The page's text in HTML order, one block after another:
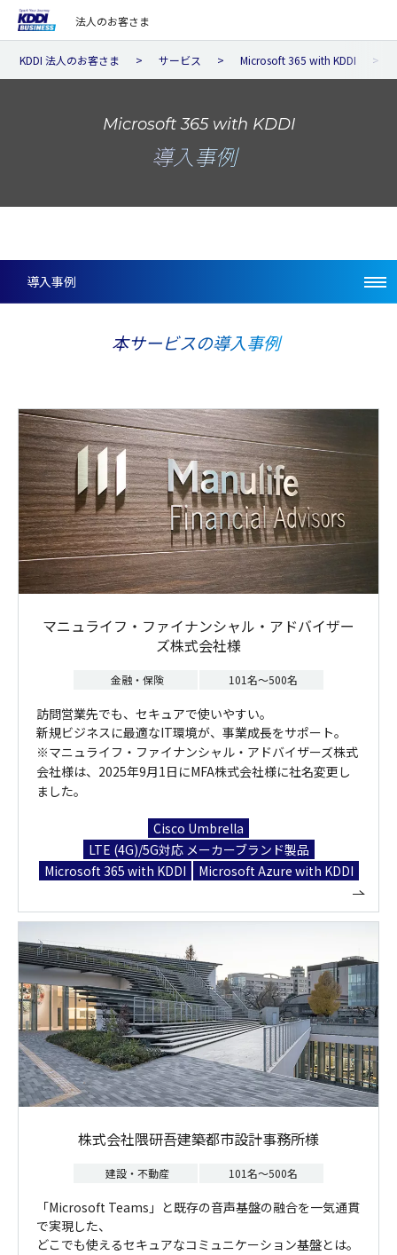
法人のお客さま
KDDI 法人のお客さま サービス Microsoft 365 with KDDI
Microsoft 365 with KDDI
導入事例
導入事例
本サービスの導入事例
マニュライフ・ファイナンシャル・アドバイザー
ズ株式会社様
金融・保険 101名～500名
訪問営業先でも、セキュアで使いやすい。
新規ビジネスに最適なIT環境が、事業成長をサポート。
※マニュライフ・ファイナンシャル・アドバイザーズ株式
会社様は、2025年9月1日にMFA株式会社様に社名変更し
ました。
Cisco Umbrella
LTE (4G)/5G対応 メーカーブランド製品
Microsoft 365 with KDDI
Microsoft Azure with KDDI
株式会社隈研吾建築都市設計事務所様
建設・不動産 101名～500名
「Microsoft Teams」と既存の音声基盤の融合を一気通貫
で実現した、
どこでも使えるセキュアなコミュニケーション基盤とは。